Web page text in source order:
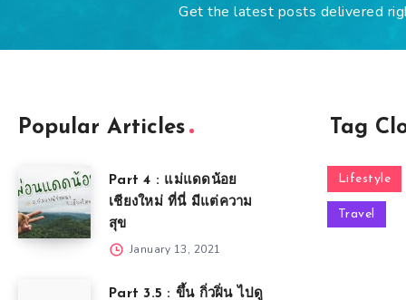
Get the latest posts delivered
Popular Articles
Part 4 : แม่แดดน้อย
เชียงใหม่ ที่นี่ มีแต่ความ
สุข
January 13, 2021
Part 3.5 : ขึ้น กิ่วฝิ่น ไปดู
Tag
Lifestyle
Travel